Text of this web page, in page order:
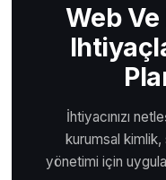
Web
İhtiyacınızı
kurumsal
yönetimi için